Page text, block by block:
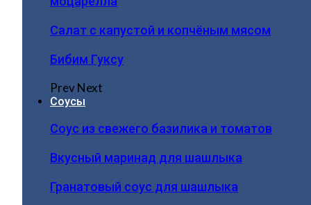
Салат с капустой и копчёным мясом
Бибим Гуксу
PrevNext
Соусы
Соус из свежего базилика и томатов
Вкусный маринад для шашлыка
Гранатовый соус для шашлыка